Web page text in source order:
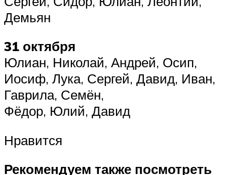
Демьян
31 октября
Юлиан, Николай, Андрей, Осип,
Иосиф, Лука, Сергей, Давид, Иван,
Гаврила, Семён,
Фёдор, Юлий, Давид
Нравится
Рекомендуем также посмотреть